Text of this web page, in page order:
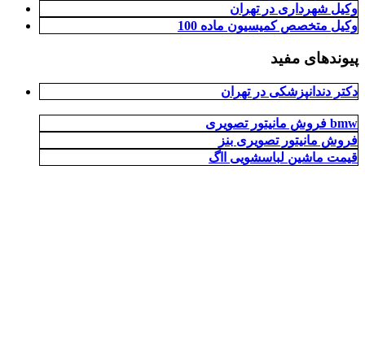
وکیل شهرداری در تهران
وکیل متخصص کمیسیون ماده 100
پیوندهای مفید
دکتر دندانپزشکی در تهران
فروش مانیتور تصویری bmw
فروش مانیتور تصویری بنز
قیمت ماشین لباسشویی ااگ